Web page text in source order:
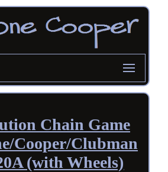
Chain Game
Cooper/Clubman
(with Wheels)